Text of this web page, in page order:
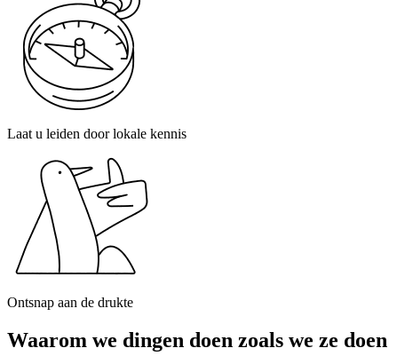
Laat u leiden door lokale kennis
Ontsnap aan de drukte
Waarom we dingen doen zoals we ze doen